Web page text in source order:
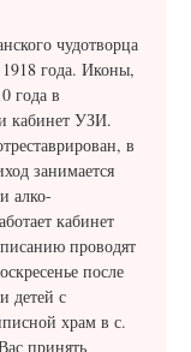
чудотворца
года. Иконы,
года в
кабинет УЗИ.
в
занимается
алко-
кабинет
проводят
после
детей с
храм в с.
принять